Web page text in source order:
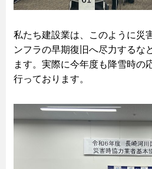
私たち建設業は、このように災
ンフラの早期復旧へ尽力するな
ます。実際に今年度も降雪時の
行っております。